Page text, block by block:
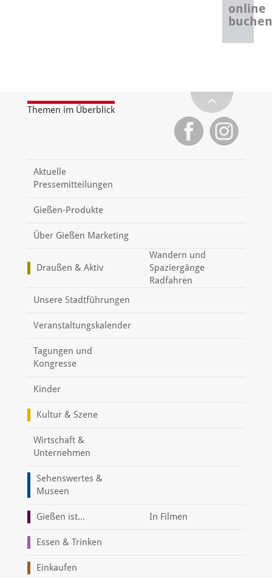
online
buchen
Themen im Überblick
Aktuelle
Pressemitteilungen
Gießen-Produkte
Über Gießen Marketing
Draußen & Aktiv
Wandern und
Spaziergänge
Radfahren
Unsere Stadtführungen
Veranstaltungskalender
Tagungen und
Kongresse
Kinder
Kultur & Szene
Wirtschaft &
Unternehmen
Sehenswertes &
Museen
Gießen ist... In Filmen
Essen & Trinken
Einkaufen